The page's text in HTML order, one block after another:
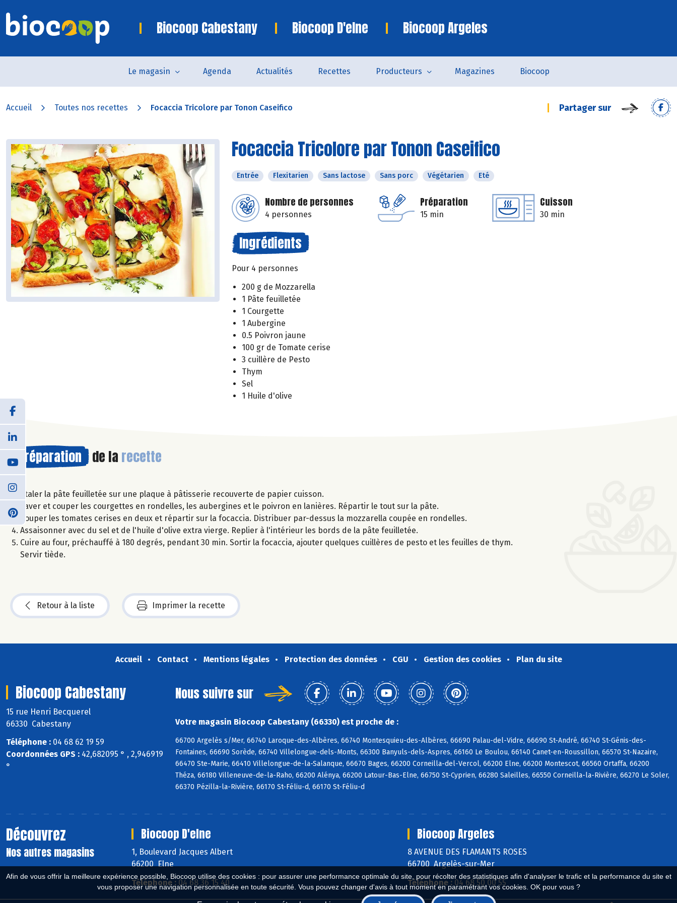
Afin de vous offrir la meilleure expérience possible, Biocoop utilise des cookies : pour assurer une performance optimale du site, pour récolter des statistiques afin d'analyser le trafic et la performance du site et
vous proposer une navigation personnalisée en toute sécurité. Vous pouvez changer d'avis à tout moment en paramétrant vos cookies. OK pour vous ?
Biocoop Cabestany Biocoop D'elne Biocoop Argeles
Le magasin Agenda Actualités Recettes Producteurs Magazines Biocoop
Accueil Toutes nos recettes Focaccia Tricolore par Tonon Caseifico Partager sur
Focaccia Tricolore par Tonon Caseifico
Entrée Flexitarien Sans lactose Sans porc Végétarien Eté
Nombre de personnes
4 personnes
Préparation
15 min
Cuisson
30 min
Ingrédients
Pour 4 personnes
200 g de Mozzarella
1 Pâte feuilletée
1 Courgette
1 Aubergine
0.5 Poivron jaune
100 gr de Tomate cerise
3 cuillère de Pesto
Thym
Sel
1 Huile d'olive
Préparation de la recette
Étaler la pâte feuilletée sur une plaque à pâtisserie recouverte de papier cuisson.
Laver et couper les courgettes en rondelles, les aubergines et le poivron en lanières. Répartir le tout sur la pâte.
Couper les tomates cerises en deux et répartir sur la focaccia. Distribuer par-dessus la mozzarella coupée en rondelles.
Assaisonner avec du sel et de l'huile d'olive extra vierge. Replier à l'intérieur les bords de la pâte feuilletée.
Cuire au four, préchauffé à 180 degrés, pendant 30 min. Sortir la focaccia, ajouter quelques cuillères de pesto et les feuilles de thym.
Servir tiède.
Retour à la liste Imprimer la recette
Accueil Contact Mentions légales Protection des données CGU Gestion des cookies Plan du site
Biocoop Cabestany
15 rue Henri Becquerel
66330 Cabestany
Téléphone : 04 68 62 19 59
Coordonnées GPS : 42,682095 ° , 2,946919
°
Nous suivre sur
Votre magasin Biocoop Cabestany (66330) est proche de :
66700 Argelès s/Mer, 66740 Laroque-des-Albères, 66740 Montesquieu-des-Albères, 66690 Palau-del-Vidre, 66690 St-André, 66740 St-Génis-des-
Fontaines, 66690 Sorède, 66740 Villelongue-dels-Monts, 66300 Banyuls-dels-Aspres, 66160 Le Boulou, 66140 Canet-en-Roussillon, 66570 St-Nazaire,
66470 Ste-Marie, 66410 Villelongue-de-la-Salanque, 66670 Bages, 66200 Corneilla-del-Vercol, 66200 Elne, 66200 Montescot, 66560 Ortaffa, 66200
Théza, 66180 Villeneuve-de-la-Raho, 66200 Alénya, 66200 Latour-Bas-Elne, 66750 St-Cyprien, 66280 Saleilles, 66550 Corneilla-la-Rivière, 66270 Le Soler,
66370 Pézilla-la-Rivière, 66170 St-Féliu-d, 66170 St-Féliu-d
Découvrez
Nos autres magasins
Biocoop D'elne
1, Boulevard Jacques Albert
66200 Elne
Téléphone : 04 68 36 15 40
Biocoop Argeles
8 AVENUE DES FLAMANTS ROSES
66700 Argelès-sur-Mer
Téléphone :04 68 50 00 55